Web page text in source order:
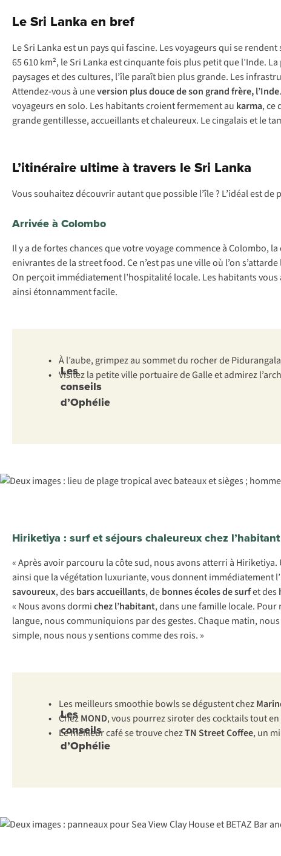
Le Sri Lanka en bref
Le Sri Lanka est un pays qui fascine. Les voyageurs qui se
65 610 km², le Sri Lanka est cinquante fois plus petit que l’Inde.
paysages et des cultures, l’île paraît bien plus grande. Les
Attendez-vous à uneversion plus douce de son grand frère, l’Inde
voyageurs en solo. Les habitants croient fermement au karma, ce
grande gentillesse, accueillants et chaleureux. Le cingalais et le
L’itinéraire ultime à travers le Sri Lanka
Vous souhaitez découvrir autant que possible l’île ? L’idéal est
Arrivée à Colombo
Il y a de fortes chances que votre voyage commence à Colombo, la
enivrantes de la street food. Ce n’est pas une ville où l’on
On perçoit immédiatement l’hospitalité locale. Les habitants
ainsi étonnamment facile.
Les
conseils
d’Ophélie
• À l’aube, grimpez au sommet du rocher de
• Visitez la petite ville portuaire de Galle et admirez
Hiriketiya : surf et séjours chaleureux chez l’habitant
« Après avoir parcouru la côte sud, nous avons atterri à
ainsi que la végétation luxuriante, vous donnent immédiatement
savoureux, des bars accueillants, debonnes écoles de surfet des
« Nous avons dormichez l’habitant, dans une famille locale.
langue, nous communiquions par des gestes. Chaque matin,
simple, nous nous y sentions comme des rois. »
Les
conseils
d’Ophélie
• Les meilleurs smoothie bowls se dégustent chez
• ChezMOND, vous pourrez siroter des cocktails tout
• Le meilleur café se trouve chezTN Street Coffee, un